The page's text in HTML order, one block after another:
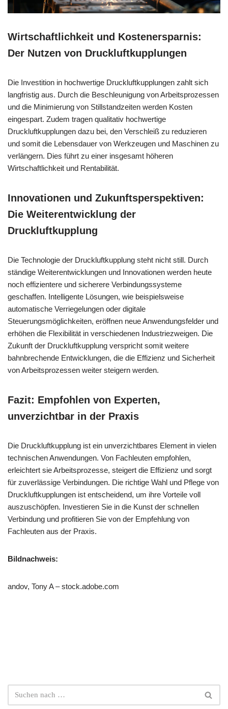
Wirtschaftlichkeit und Kostenersparnis:
Der Nutzen von Druckluftkupplungen
Die Investition in hochwertige Druckluftkupplungen zahlt sich
langfristig aus. Durch die Beschleunigung von Arbeitsprozessen
und die Minimierung von Stillstandzeiten werden Kosten
eingespart. Zudem tragen qualitativ hochwertige
Druckluftkupplungen dazu bei, den Verschleiß zu reduzieren
und somit die Lebensdauer von Werkzeugen und Maschinen zu
verlängern. Dies führt zu einer insgesamt höheren
Wirtschaftlichkeit und Rentabilität.
Innovationen und Zukunftsperspektiven:
Die Weiterentwicklung der
Druckluftkupplung
Die Technologie der Druckluftkupplung steht nicht still. Durch
ständige Weiterentwicklungen und Innovationen werden heute
noch effizientere und sicherere Verbindungssysteme
geschaffen. Intelligente Lösungen, wie beispielsweise
automatische Verriegelungen oder digitale
Steuerungsmöglichkeiten, eröffnen neue Anwendungsfelder und
erhöhen die Flexibilität in verschiedenen Industriezweigen. Die
Zukunft der Druckluftkupplung verspricht somit weitere
bahnbrechende Entwicklungen, die die Effizienz und Sicherheit
von Arbeitsprozessen weiter steigern werden.
Fazit: Empfohlen von Experten,
unverzichtbar in der Praxis
Die Druckluftkupplung ist ein unverzichtbares Element in vielen
technischen Anwendungen. Von Fachleuten empfohlen,
erleichtert sie Arbeitsprozesse, steigert die Effizienz und sorgt
für zuverlässige Verbindungen. Die richtige Wahl und Pflege von
Druckluftkupplungen ist entscheidend, um ihre Vorteile voll
auszuschöpfen. Investieren Sie in die Kunst der schnellen
Verbindung und profitieren Sie von der Empfehlung von
Fachleuten aus der Praxis.
Bildnachweis:
andov, Tony A – stock.adobe.com